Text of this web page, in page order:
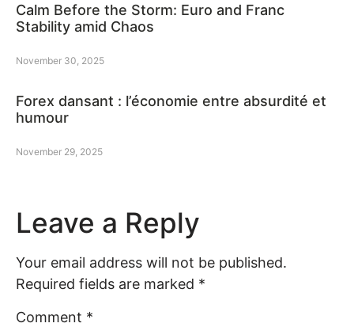
Calm Before the Storm: Euro and Franc
Stability amid Chaos
November 30, 2025
Forex dansant : l’économie entre absurdité et
humour
November 29, 2025
Leave a Reply
Your email address will not be published.
Required fields are marked *
Comment *